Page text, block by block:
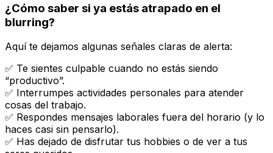
¿Cómo saber si ya estás atrapado en el
blurring?
Aquí te dejamos algunas señales claras de alerta:
✅ Te sientes culpable cuando no estás siendo
“productivo”.
✅ Interrumpes actividades personales para atender
cosas del trabajo.
✅ Respondes mensajes laborales fuera del horario (y lo
haces casi sin pensarlo).
✅ Has dejado de disfrutar tus hobbies o de ver a tus